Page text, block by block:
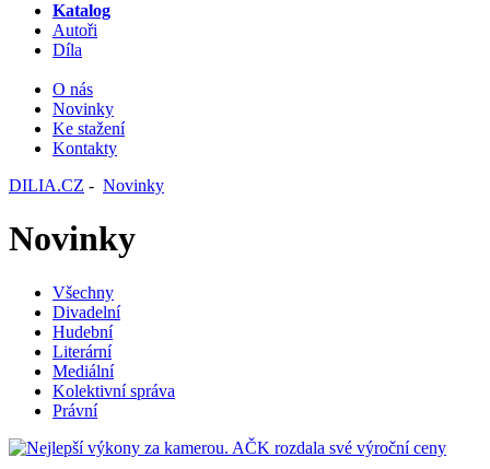
Katalog
Autoři
Díla
O nás
Novinky
Ke stažení
Kontakty
DILIA.CZ - Novinky
Novinky
Všechny
Divadelní
Hudební
Literární
Mediální
Kolektivní správa
Právní